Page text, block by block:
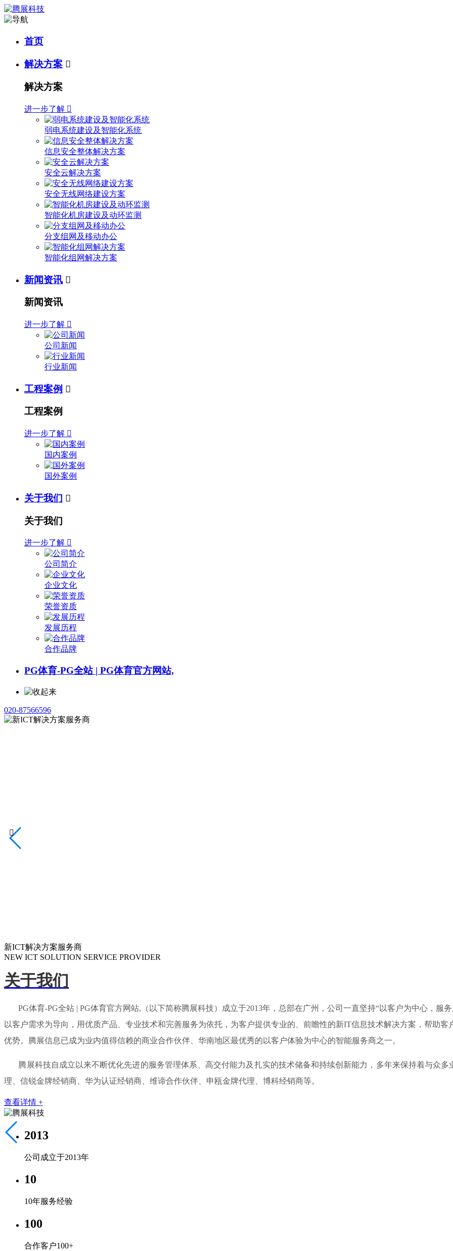
首页
解决方案 
解决方案
进一步了解 
弱电系统建设及智能化系统
信息安全整体解决方案
安全云解决方案
安全无线网络建设方案
智能化机房建设及动环监测
分支组网及移动办公
智能化组网解决方案
新闻资讯 
新闻资讯
进一步了解 
公司新闻
行业新闻
工程案例 
工程案例
进一步了解 
国内案例
国外案例
关于我们 
关于我们
进一步了解 
公司简介
企业文化
荣誉资质
发展历程
合作品牌
PG体育-PG全站 | PG体育官方网站,
020-87566596
新ICT解决方案服务商
NEW ICT SOLUTION SERVICE PROVIDER

关于我们
PG体育-PG全站 | PG体育官方网站,（以下简称腾展科技）成立于2013年，总部在广州，公司一直坚持“以客户为中心，服
以客户需求为导向，用优质产品、专业技术和完善服务为依托，为客户提供专业的、前瞻性的新IT信息技术解决方案，帮助
优势。腾展信息已成为业内值得信赖的商业合作伙伴、华南地区最优秀的以客户体验为中心的智能服务商之一。
腾展科技自成立以来不断优化先进的服务管理体系、高交付能力及扎实的技术储备和持续创新能力，多年来保持着与众多
理、信锐金牌经销商、华为认证经销商、维谛合作伙伴、申瓯金牌代理、博科经销商等。
查看详情 +
2013
公司成立于2013年
10
10年服务经验
100
合作客户100+